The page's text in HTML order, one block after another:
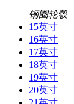
钢圈轮毂
15英寸
16英寸
17英寸
18英寸
19英寸
20英寸